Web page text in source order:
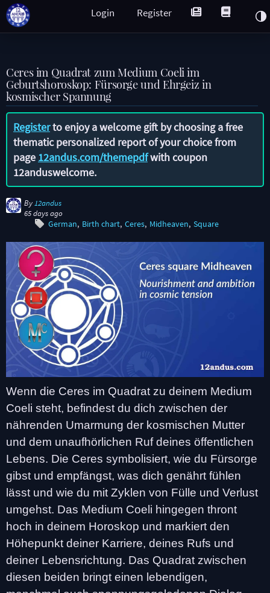
Register
Login
Ceres im Quadrat zum Medium Coeli im
Geburtshoroskop: Fürsorge und Ehrgeiz in
kosmischer Spannung
Registerto enjoy a welcome gift by choosing a free
thematic personalized report of your choice from
page 12andus.com/themepdfwith coupon
12anduswelcome.
By 12andus
65 days ago
German Birth chart Ceres Midheaven Square
Wenn die Ceres im Quadrat zu deinem Medium
Coeli steht, befindest du dich zwischen der
nährenden Umarmung der kosmischen Mutter
und dem unaufhörlichen Ruf deines öffentlichen
Lebens. Die Ceres symbolisiert, wie du Fürsorge
gibst und empfängst, was dich genährt fühlen
lässt und wie du mit Zyklen von Fülle und Verlust
umgehst. Das Medium Coeli hingegen thront
hoch in deinem Horoskop und markiert den
Höhepunkt deiner Karriere, deines Rufs und
deiner Lebensrichtung. Das Quadrat zwischen
diesen beiden bringt einen lebendigen,